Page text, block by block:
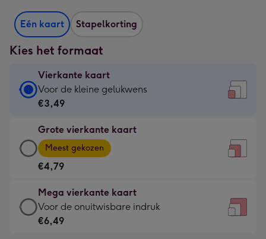
Eén kaart Stapelkorting
Kies het formaat
Vierkante kaart
Vierkante
kaart
€3,49
-
Voor
kleine
gelukwens
-
Voor de kleine gelukwens
€3,49
Grote vierkante kaart
Grote
vierkante
kaart
-
€4,79
-
Meest
Meest gekozen
€4,79
Mega vierkante kaart
Mega
vierkante
Voor de onuitwisbare indruk
€6,49